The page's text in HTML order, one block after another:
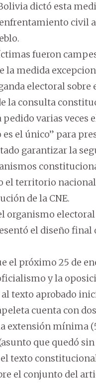
dictó esta
civil
fueron
la medida
electoral sobre
la consulta
pedido varias
el único” para
garantizar la
el territorio
de la CNE.
organismo
el diseño final
el próximo 25 de
y la
texto aprobado
cuenta con
extensión mínima
que quedó
texto
el conjunto del